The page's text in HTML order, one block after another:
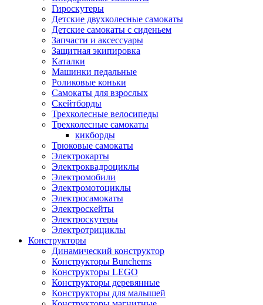
Гироскутеры
Детские двухколесные самокаты
Детские самокаты с сиденьем
Запчасти и аксессуары
Защитная экипировка
Каталки
Машинки педальные
Роликовые коньки
Самокаты для взрослых
Скейтборды
Трехколесные велосипеды
Трехколесные самокаты
кикборды
Трюковые самокаты
Электрокарты
Электроквадроциклы
Электромобили
Электромотоциклы
Электросамокаты
Электроскейты
Электроскутеры
Электротрициклы
Конструкторы
Динамический конструктор
Конструкторы Bunchems
Конструкторы LEGO
Конструкторы деревянные
Конструкторы для малышей